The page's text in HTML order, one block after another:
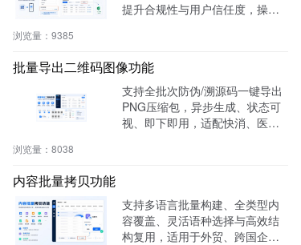
提升合规性与用户信任度，操作
浏览量： 9385
批量导出二维码图像功能
支持全批次防伪/溯源码一键导出
PNG压缩包，异步生成、状态可
视、即下即用，适配快消、医
浏览量： 8038
内容批量拷贝功能
支持多语言批量构建、全类型内
容覆盖、灵活语种选择与高效结
构复用，适用于外贸、跨国企